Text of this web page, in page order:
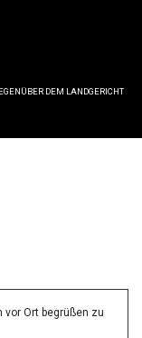
DEM LANDGERICHT
Ort begrüßen zu